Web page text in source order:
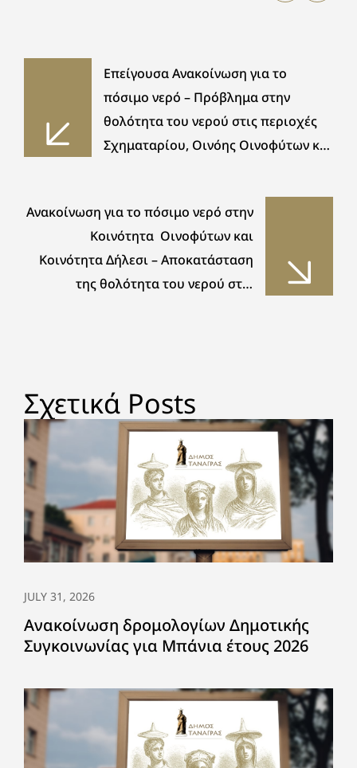
Επείγουσα Ανακοίνωση για το
πόσιμο νερό – Πρόβλημα στην
θολότητα του νερού στις περιοχές
Σχηματαρίου, Οινόης Οινοφύτων και
Ανακοίνωση για το πόσιμο νερό στην
Κοινότητα Οινοφύτων και
Κοινότητα Δήλεσι – Αποκατάσταση
της θολότητα του νερού στις
Σχετικά Posts
JULY 31, 2026
Ανακοίνωση δρομολογίων Δημοτικής
Συγκοινωνίας για Μπάνια έτους 2026